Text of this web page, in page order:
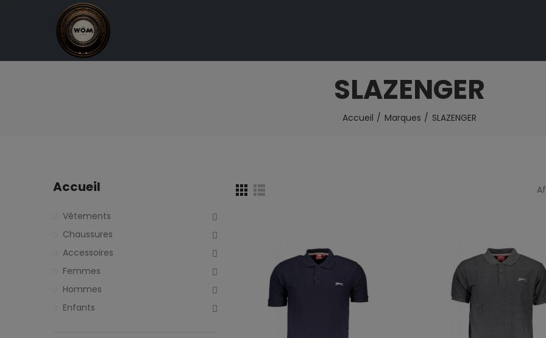
SLAZENGER
Accueil Marques SLAZENGER
Accueil
Vêtements
Chaussures
Accessoires
Femmes
Hommes
Enfants